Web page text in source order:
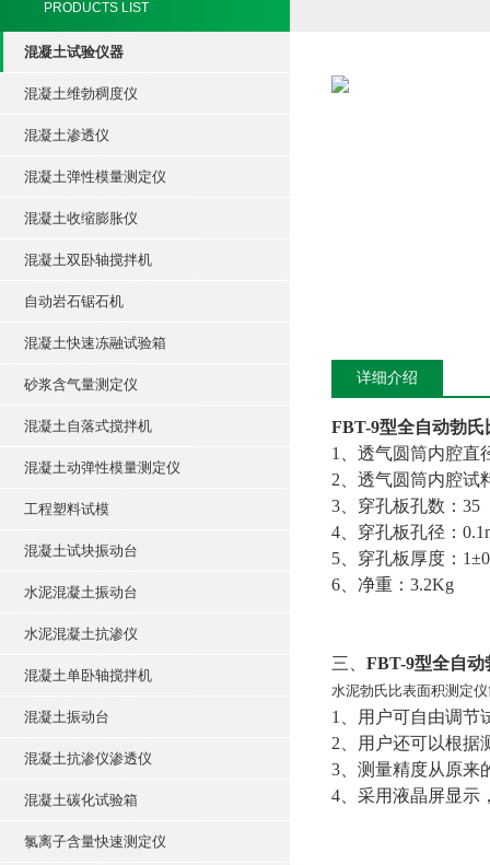
PRODUCTS LIST
混凝土试验仪器
混凝土维勃稠度仪
混凝土渗透仪
混凝土弹性模量测定仪
混凝土收缩膨胀仪
混凝土双卧轴搅拌机
自动岩石锯石机
混凝土快速冻融试验箱
砂浆含气量测定仪
混凝土自落式搅拌机
混凝土动弹性模量测定仪
工程塑料试模
混凝土试块振动台
水泥混凝土振动台
水泥混凝土抗渗仪
混凝土单卧轴搅拌机
混凝土振动台
混凝土抗渗仪渗透仪
混凝土碳化试验箱
氯离子含量快速测定仪
详细介绍
FBT-9型全自动勃氏
1
、透气圆筒内腔直
2 、透气圆筒内腔试
3 、穿孔板孔数： 35
4 、穿孔板孔径：
5 、穿孔板厚度： 1±
6 、净重： 3.2Kg
三、 FBT-9型全自动
水泥勃氏比表面积测定
1
、用户可自由调
2 、用户还可以根
3 、测量精度从原
4 、采用液晶屏显示